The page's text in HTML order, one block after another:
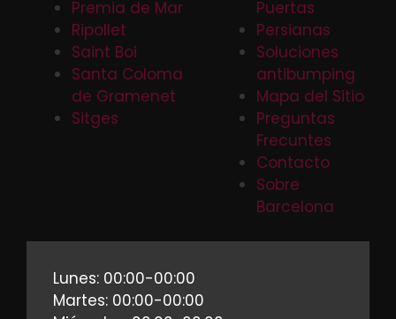
Premia de Mar
Ripollet
Saint Boi
Santa Coloma
de Gramenet
Sitges
Puertas
Persianas
Soluciones
antibumping
Mapa del Sitio
Preguntas
Frecuntes
Contacto
Sobre
Barcelona
Lunes: 00:00-00:00
Martes: 00:00-00:00